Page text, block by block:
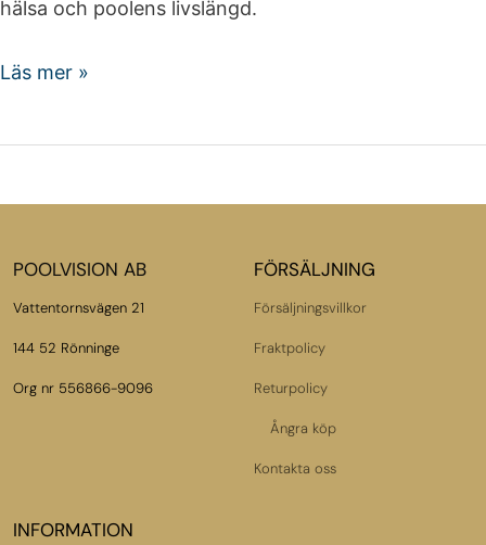
hälsa och poolens livslängd.
Läs mer »
POOLVISION AB
Vattentornsvägen 21
144 52 Rönninge
Org nr 556866-9096
FÖRSÄLJNING
Försäljningsvillkor
Fraktpolicy
Returpolicy
Ångra köp
Kontakta oss
INFORMATION